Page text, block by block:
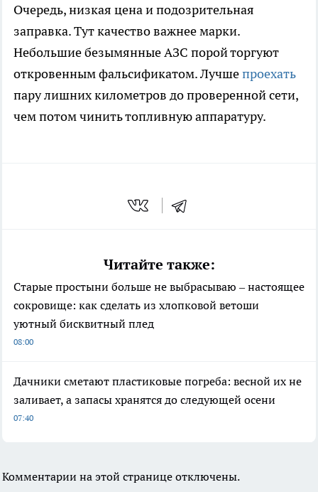
Очередь, низкая цена и подозрительная
заправка. Тут качество важнее марки.
Небольшие безымянные АЗС порой торгуют
откровенным фальсификатом. Лучшепроехать
пару лишних километров до проверенной сети,
чем потом чинить топливную аппаратуру.
Читайте также:
Старые простыни больше не выбрасываю – настоящее
сокровище: как сделать из хлопковой ветоши
уютный бисквитный плед
08:00
Дачники сметают пластиковые погреба: весной их не
заливает, а запасы хранятся до следующей осени
07:40
Комментарии на этой странице отключены.